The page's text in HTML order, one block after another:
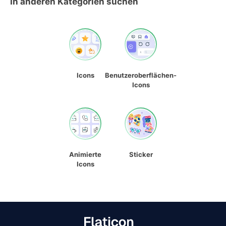
Icons
Benutzeroberflächen-
Icons
Animierte
Icons
Sticker